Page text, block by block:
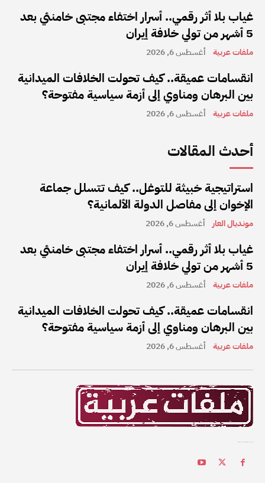
غياب بلا أثر رقمي.. أسرار اختفاء مجتبى خامنئي بعد
5 أشهر من تولي خلافة إيران
ملفات عربية أغسطس 6, 2026
انقسامات عميقة.. كيف تحولت الخلافات الميدانية
بين البرهان ومناوي إلى أزمة سياسية مفتوحة؟
ملفات عربية أغسطس 6, 2026
أحدث المقالات
استراتيجية خبيثة للتوغل.. كيف تتسلل جماعة
الإخوان إلى مفاصل الدولة الألمانية؟
مونديال العار أغسطس 6, 2026
غياب بلا أثر رقمي.. أسرار اختفاء مجتبى خامنئي بعد
5 أشهر من تولي خلافة إيران
ملفات عربية أغسطس 6, 2026
انقسامات عميقة.. كيف تحولت الخلافات الميدانية
بين البرهان ومناوي إلى أزمة سياسية مفتوحة؟
ملفات عربية أغسطس 6, 2026